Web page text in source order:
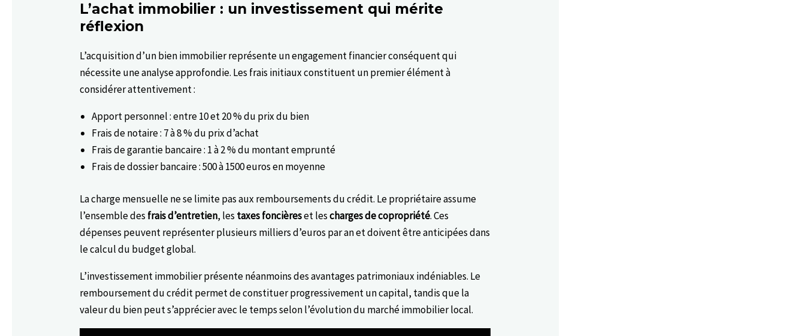
L’achat immobilier : un investissement qui mérite
réflexion
L’acquisition d’un bien immobilier représente un engagement financier conséquent qui
nécessite une analyse approfondie. Les frais initiaux constituent un premier élément à
considérer attentivement :
Apport personnel : entre 10 et 20 % du prix du bien
Frais de notaire : 7 à 8 % du prix d’achat
Frais de garantie bancaire : 1 à 2 % du montant emprunté
Frais de dossier bancaire : 500 à 1500 euros en moyenne
La charge mensuelle ne se limite pas aux remboursements du crédit. Le propriétaire assume
l’ensemble des frais d’entretien, les taxes foncièreset lescharges de copropriété. Ces
dépenses peuvent représenter plusieurs milliers d’euros par an et doivent être anticipées dans
le calcul du budget global.
L’investissement immobilier présente néanmoins des avantages patrimoniaux indéniables. Le
remboursement du crédit permet de constituer progressivement un capital, tandis que la
valeur du bien peut s’apprécier avec le temps selon l’évolution du marché immobilier local.